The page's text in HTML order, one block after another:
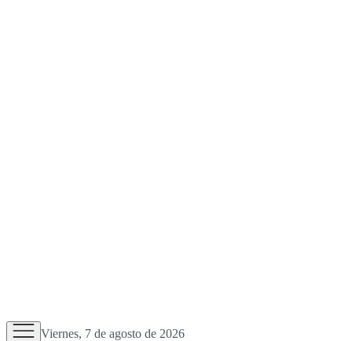
Viernes, 7 de agosto de 2026